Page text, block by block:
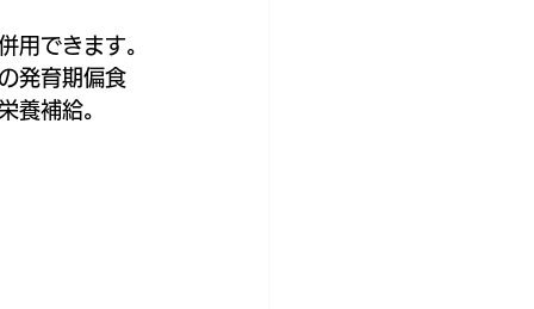
用できます。
発育期偏食
養補給。